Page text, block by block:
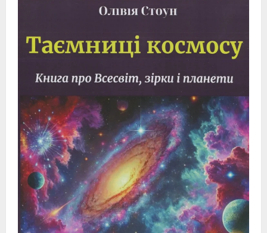
Чистим
четвергом:
традиції
та
духовне